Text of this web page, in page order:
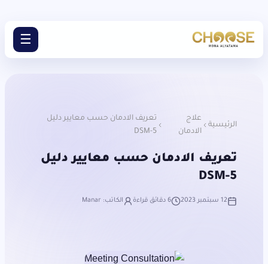
☰
الرئيسية
علاج
الادمان
تعريف الادمان حسب معايير دليل
DSM-5
تعريف الادمان حسب معايير دليل
DSM-5
12 سبتمبر 2023 6 دقائق قراءة الكاتب: Manar